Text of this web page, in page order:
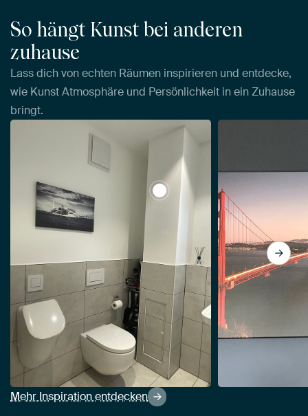
So hängt Kunst bei anderen
zuhause
Lass dich von echten Räumen inspirieren und entdecke,
wie Kunst Atmosphäre und Persönlichkeit in ein Zuhause
bringt.
Mehr Inspiration entdecken
View Alcatraz | San